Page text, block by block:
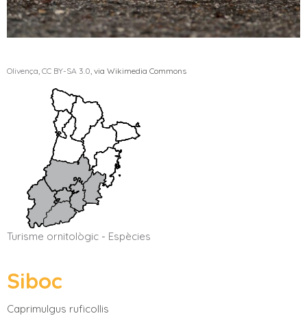
Olivença CC BY-SA 3.0 , via Wikimedia Commons
Turisme ornitològic - Espècies
Siboc
Caprimulgus ruficollis